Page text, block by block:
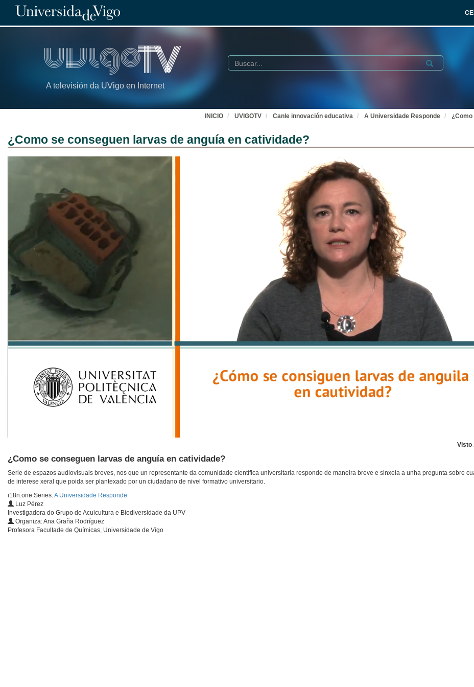
A televisión da UVigo en Internet
Buscar Submit
INICIO UVIGOTV Canle innovación educativa A Universidade Responde ¿Como
¿Como se conseguen larvas de anguía en catividade?
Visto
¿Como se conseguen larvas de anguía en catividade?
Serie de espazos audiovisuais breves, nos que un representante da comunidade científica universitaria responde de maneira breve e sinxela a unha pregunta sobre
de interese xeral que poida ser plantexado por un ciudadano de nivel formativo universitario.
i18n.one.Series:A Universidade Responde
Luz Pérez
Investigadora do Grupo de Acuicultura e Biodiversidade da UPV
Organiza: Ana Graña Rodríguez
Profesora Facultade de Químicas, Universidade de Vigo